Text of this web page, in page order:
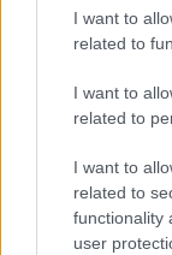
I want to
related to
I want to
related to
I want to
related to
functionality
user
A
lehetne, A
épült. Belül
tetején az
A színpadon
különleges
eredeti terveit
érkezett